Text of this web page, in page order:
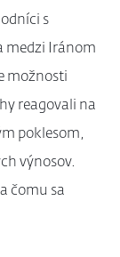
s
medzi Iránom
možnosti
reagovali na
poklesom,
výnosov.
čomu sa